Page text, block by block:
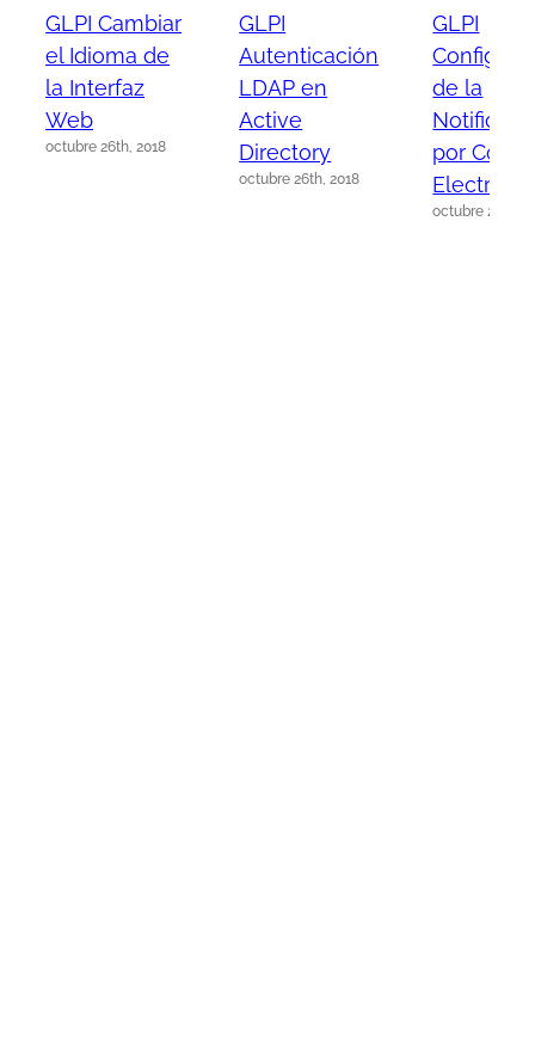
GLPI Cambiar
el Idioma de
la Interfaz
Web
octubre 26th, 2018
GLPI
Autenticación
LDAP en
Active
Directory
octubre 26th, 2018
GLPI
de la
por
octubre 25th,